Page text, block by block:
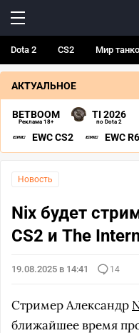
Dota 2 CS2 Мир
АКТУАЛЬНОЕ
BETBOOM
Реклама 18+
TI 2026
по Dota 2
EWC CS2 EWC R6
Новость
Nix будет
CS2 и The
19.08.2025 в 14:41 14
Стример Александр
ближайшее время